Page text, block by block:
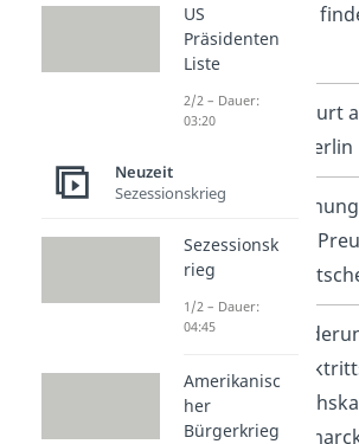
Kaiser Wilhelms II
Überblick:
1859
Geburt
in Berlin
1888
von
1890
US
Präsidenten
Liste
2/2 – Dauer:
03:20
Neuzeit
Sezessionskrieg
Sezessionsk
rieg
1/2 – Dauer:
04:45
Amerikanisc
her
Bürgerkrieg